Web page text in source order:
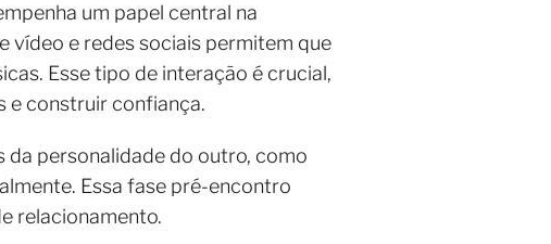
um papel central na
vídeo e redes sociais permitem que
Esse tipo de interação é crucial,
e construir confiança.
personalidade do outro, como
Essa fase pré-encontro
relacionamento.